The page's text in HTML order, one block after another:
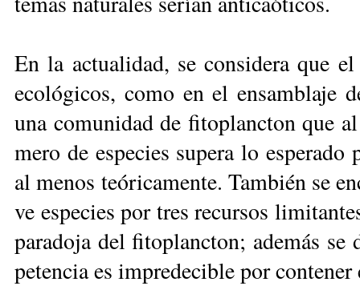
En la ac­tua­li­dad, se con­si­de­ra que
eco­ló­gi­cos, co­mo en el en­sam­bla­je
una co­mu­ni­dad de fi­to­planc­ton que
me­ro de es­pe­cies su­pe­ra lo
al me­nos teó­ri­ca­men­te. Tam­bién se
ve es­pe­cies por tres re­cur­sos
pa­ra­do­ja del fi­to­planc­ton; ade­más
pe­ten­cia es im­pre­de­ci­ble por